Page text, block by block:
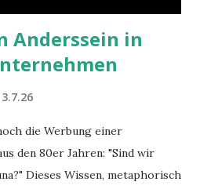
Anderssein in
die Werbung einer
den 80er Jahren: "Sind wir
Dieses Wissen, metaphorisch